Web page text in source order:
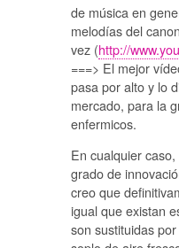
de música en
melodías del
vez (http://
===> El mejor
pasa por alto y lo
mercado, para la
enfermicos.
En cualquier
grado de
creo que
igual que existan
son sustituidas